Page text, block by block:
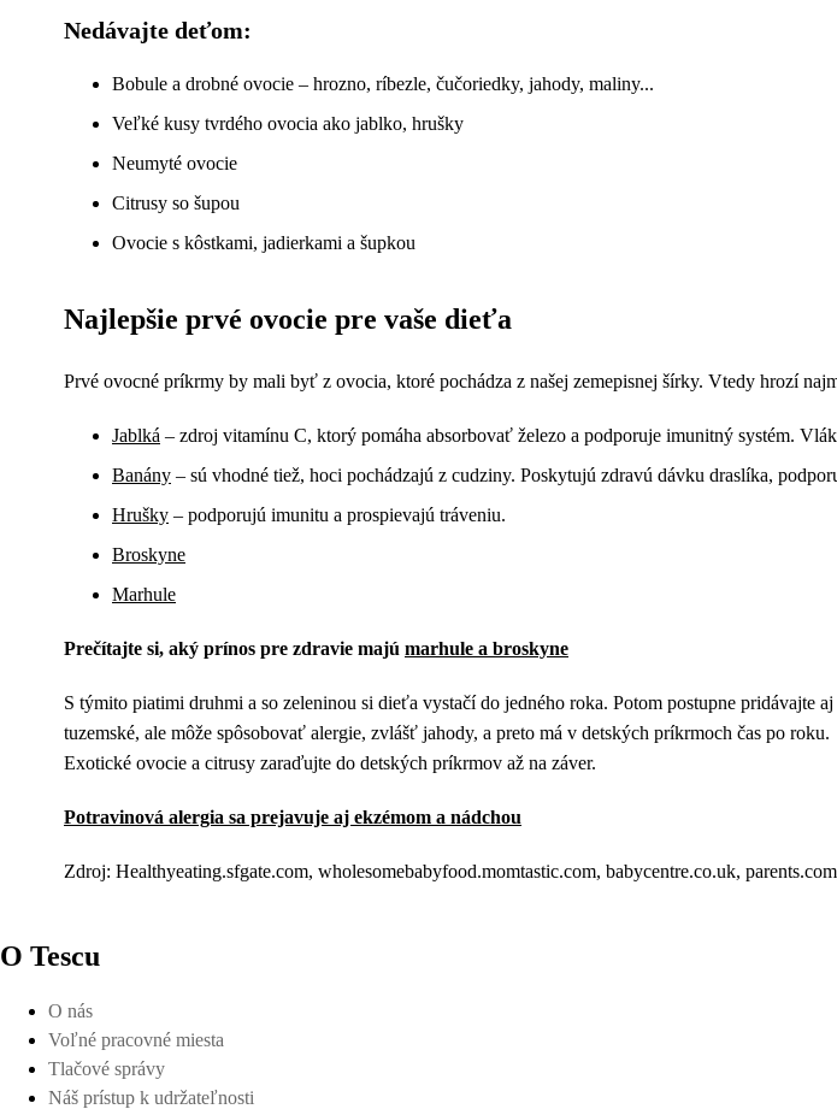
Nedávajte deťom:
Bobule a drobné ovocie – hrozno, ríbezle, čučoriedky, jahody, maliny...
Veľké kusy tvrdého ovocia ako jablko, hrušky
Neumyté ovocie
Citrusy so šupou
Ovocie s kôstkami, jadierkami a šupkou
Najlepšie prvé ovocie pre vaše dieťa
Prvé ovocné príkrmy by mali byť z ovocia, ktoré pochádza z našej zemepisnej šírky. Vtedy hrozí
Jablká – zdroj vitamínu C, ktorý pomáha absorbovať železo a podporuje imunitný systém.
Banány – sú vhodné tiež, hoci pochádzajú z cudziny. Poskytujú zdravú dávku draslíka,
Hrušky – podporujú imunitu a prospievajú tráveniu.
Broskyne
Marhule
Prečítajte si, aký prínos pre zdravie majú marhule a broskyne
S týmito piatimi druhmi a so zeleninou si dieťa vystačí do jedného roka. Potom postupne pridávajte aj
tuzemské, ale môže spôsobovať alergie, zvlášť jahody, a preto má v detských príkrmoch čas po roku.
Exotické ovocie a citrusy zaraďujte do detských príkrmov až na záver.
Potravinová alergia sa prejavuje aj ekzémom a nádchou
Zdroj: Healthyeating.sfgate.com, wholesomebabyfood.momtastic.com, babycentre.co.uk,
O Tescu
O nás
Voľné pracovné miesta
Tlačové správy
Náš prístup k udržateľnosti